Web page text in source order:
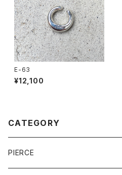
E-63
¥12,100
CATEGORY
PIERCE